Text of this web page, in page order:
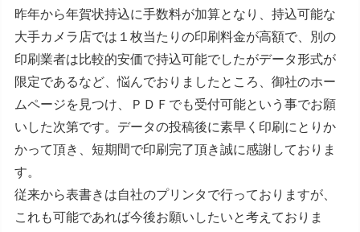
昨年から年賀状持込に手数料が加算となり、持込可能な
大手カメラ店では１枚当たりの印刷料金が高額で、別の
印刷業者は比較的安価で持込可能でしたがデータ形式が
限定であるなど、悩んでおりましたところ、御社のホー
ムページを見つけ、ＰＤＦでも受付可能という事でお願
いした次第です。データの投稿後に素早く印刷にとりか
かって頂き、短期間で印刷完了頂き誠に感謝しておりま
す。
従来から表書きは自社のプリンタで行っておりますが、
これも可能であれば今後お願いしたいと考えておりま